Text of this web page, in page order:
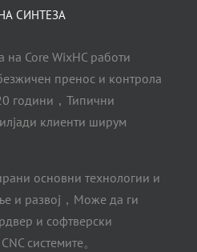
СИНТЕЗА
на Core WixHC работи
пренос и контрола
години，Типични
клиенти ширум
основни технологии и
и развој，Може да ги
и софтверски
системите。